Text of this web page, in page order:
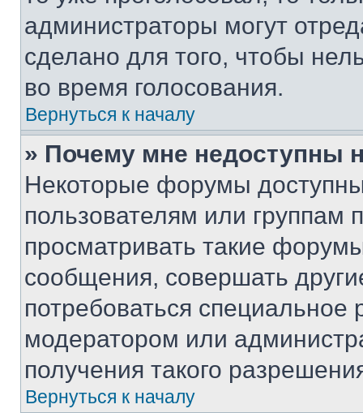
администраторы могут
сделано для того, чтобы
во время голосования.
Вернуться к началу
» Почему мне недоступны
Некоторые форумы
пользователям или группам
просматривать такие
сообщения, совершать
потребоваться
модератором или
получения такого
Вернуться к началу